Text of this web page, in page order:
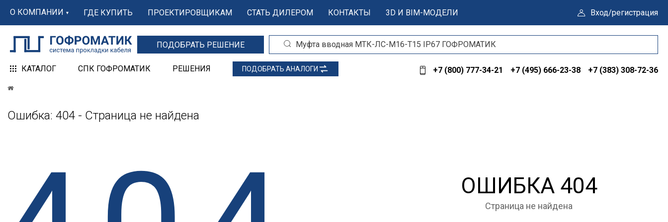
О КОМПАНИИ ГДЕ КУПИТЬ ПРОЕКТИРОВЩИКАМ СТАТЬ ДИЛЕРОМ КОНТАКТЫ 3D И BIM-МОДЕЛИ Вход/регистрация
ПОДОБРАТЬ РЕШЕНИЕ
КАТАЛОГ СПК ГОФРОМАТИК РЕШЕНИЯ ПОДОБРАТЬ АНАЛОГИ +7 (800) 777-34-21 +7 (495) 666-23-38 +7 (383) 308-72-36
Ошибка: 404 - Страница не найдена
ОШИБКА 404
Страница не найдена